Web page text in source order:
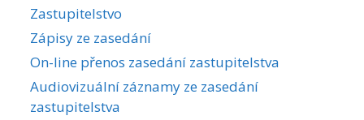
Zastupitelstvo
Zápisy ze zasedání
On-line přenos zasedání zastupitelstva
Audiovizuální záznamy ze zasedání
zastupitelstva